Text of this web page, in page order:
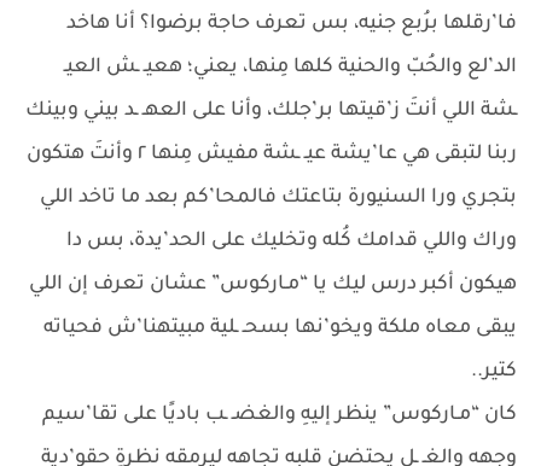
فا’رقلها برُبع جنيه، بس تعرف حاجة برضوا؟ أنا هاخد
الد’لع والحُبّ والحنية كلها مِنها، يعني؛ هعيـ ـش العيـ
ـشة اللي أنتَ ز’قيتها بر’جلك، وأنا على العهـ ـد بيني وبينك
ربنا لتبقى هي عا’يشة عيـ ـشة مفيش مِنها ٢ وأنتَ هتكون
بتجري ورا السنيورة بتاعتك فالمحا’كم بعد ما تاخد اللي
وراك واللي قدامك كُله وتخليك على الحد’يدة، بس دا
هيكون أكبر درس ليك يا “مـاركوس” عشان تعرف إن اللي
يبقى معاه ملكة ويخو’نها بسحـ ـلية مبيتهنا’ش فحياته
كتير..
كان “مـاركوس” ينظر إليهِ والغضـ ـب باديًا على تقا’سيم
وجهه والغـ ـل يحتضن قلبه تجاهه ليرمقه نظرةٍ حقو’دية